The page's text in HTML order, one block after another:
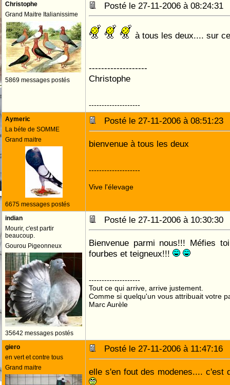
Christophe
Grand Maitre Italianissime
5869 messages postés
Posté le 27-11-2006 à
à tous les deux.... sur
-------------------
Christophe
--------------------
Aymeric
La béte de SOMME
Grand maitre
6675 messages postés
Posté le 27-11-2006 à
bienvenue à tous les deux
--------------------
Vive l'élevage
indian
Mourir, c'est partir
beaucoup.
Gourou Pigeonneux
35642 messages postés
Posté le 27-11-2006 à
Bienvenue parmi nous!!! Méfies
fourbes et teigneux!!!
--------------------
Tout ce qui arrive, arrive justement.
Comme si quelqu'un vous attribuait votre
Marc Aurèle
giero
en vert et contre tous
Grand maitre
Posté le 27-11-2006 à 11:47:16
elle s'en fout des modenes.... c'est